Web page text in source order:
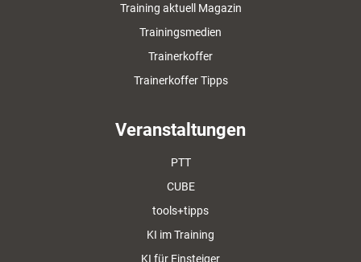
Training aktuell Magazin
Trainingsmedien
Trainerkoffer
Trainerkoffer Tipps
Veranstaltungen
PTT
CUBE
tools+tipps
KI im Training
KI für Einsteiger